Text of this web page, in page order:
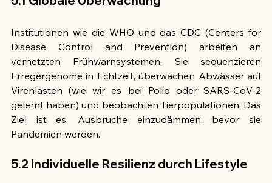
Institutionen wie die WHO und das CDC (Centers for
Disease Control and Prevention) arbeiten an
vernetzten Frühwarnsystemen. Sie sequenzieren
Erregergenome in Echtzeit, überwachen Abwässer auf
Virenlasten (wie wir es bei Polio oder SARS-CoV-2
gelernt haben) und beobachten Tierpopulationen. Das
Ziel ist es, Ausbrüche einzudämmen, bevor sie
Pandemien werden.
5.2 Individuelle Resilienz durch Lifestyle